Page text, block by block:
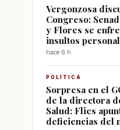
Vergonzosa
Congreso:
y Flores se
insultos
hace 6 h
POLÍTICA
Sorpresa en el
de la directora
Salud: Flies
deficiencias del